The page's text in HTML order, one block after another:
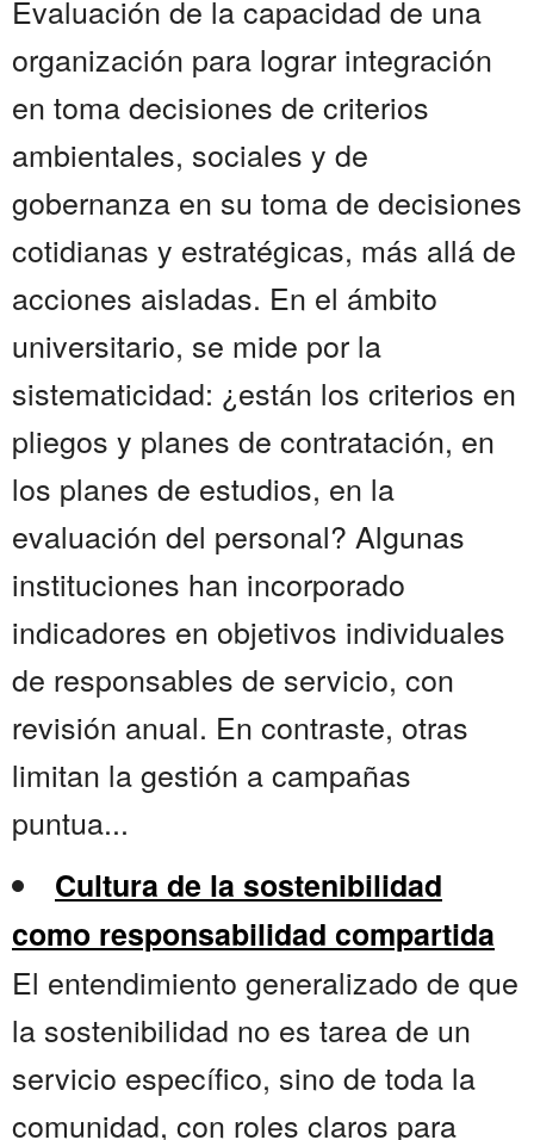
Evaluación de la capacidad de una
organización para lograr integración
en toma decisiones de criterios
ambientales, sociales y de
gobernanza en su toma de decisiones
cotidianas y estratégicas, más allá de
acciones aisladas. En el ámbito
universitario, se mide por la
sistematicidad: ¿están los criterios en
pliegos y planes de contratación, en
los planes de estudios, en la
evaluación del personal? Algunas
instituciones han incorporado
indicadores en objetivos individuales
de responsables de servicio, con
revisión anual. En contraste, otras
limitan la gestión a campañas
puntua...
Cultura de la sostenibilidad
como responsabilidad compartida
El entendimiento generalizado de que
la sostenibilidad no es tarea de un
servicio específico, sino de toda la
comunidad, con roles claros para